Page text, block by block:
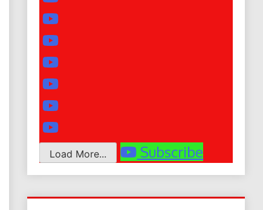
Load More... Subscribe